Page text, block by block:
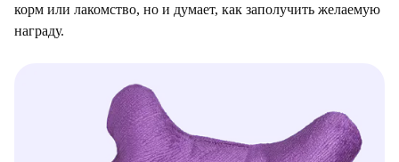
корм или лакомство, но и думает, как заполучить желаемую
награду.